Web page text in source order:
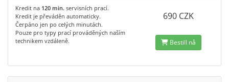
Kredit na 120 min. servisních prací.
Kredit je převáděn automaticky.
Čerpáno jen po celých minutách.
Pouze pro typy prací prováděných naším
technikem vzdáleně.
690 CZK
Bestill nå